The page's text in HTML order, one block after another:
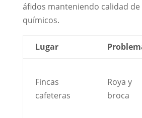
áfidos manteniendo calidad
químicos.
Lugar
Fincas
cafeteras
Roya y
broca